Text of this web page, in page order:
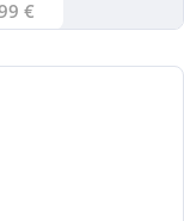
€